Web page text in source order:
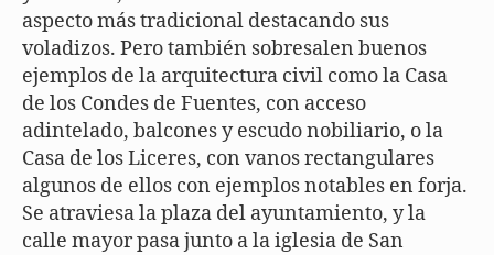
aspecto más tradicional destacando sus
voladizos. Pero también sobresalen buenos
ejemplos de la arquitectura civil como la Casa
de los Condes de Fuentes, con acceso
adintelado, balcones y escudo nobiliario, o la
Casa de los Liceres, con vanos rectangulares
algunos de ellos con ejemplos notables en forja.
Se atraviesa la plaza del ayuntamiento, y la
calle mayor pasa junto a la iglesia de San